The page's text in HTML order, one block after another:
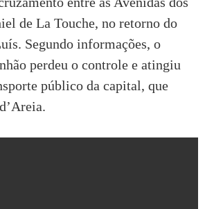
de La Touche, no retorno do
Segundo informações, o
perdeu o controle e atingiu
público da capital, que